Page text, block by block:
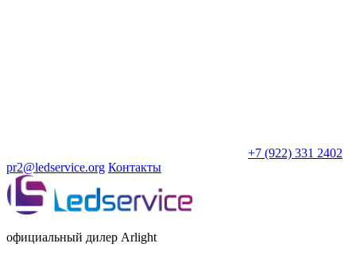
+7 (922) 331 2402
pr2@ledservice.org Контакты
официальный дилер Arlight